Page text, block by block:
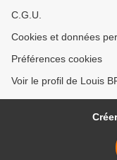
C.G.U.
Cookies et données
Préférences cookies
Voir le profil de Louis